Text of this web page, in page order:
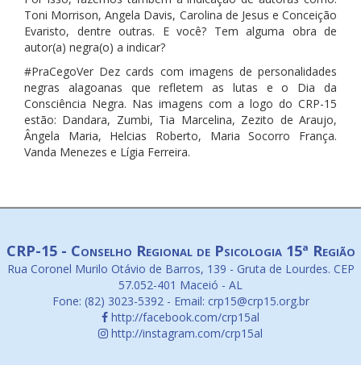
Toni Morrison, Angela Davis, Carolina de Jesus e Conceição
Evaristo, dentre outras. E você? Tem alguma obra de
autor(a) negra(o) a indicar?
#PraCegoVer Dez cards com imagens de personalidades
negras alagoanas que refletem as lutas e o Dia da
Consciência Negra. Nas imagens com a logo do CRP-15
estão: Dandara, Zumbi, Tia Marcelina, Zezito de Araujo,
Ângela Maria, Helcias Roberto, Maria Socorro França.
Vanda Menezes e Lígia Ferreira.
CRP-15 - Conselho Regional de Psicologia 15ª Região
Rua Coronel Murilo Otávio de Barros, 139 - Gruta de Lourdes. CEP
57.052-401 Maceió - AL
Fone: (82) 3023-5392 - Email: crp15@crp15.org.br
http://facebook.com/crp15al
http://instagram.com/crp15al